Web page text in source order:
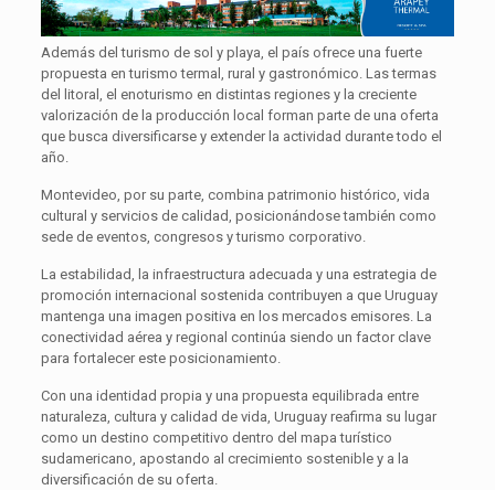
Además del turismo de sol y playa, el país ofrece una fuerte
propuesta en turismo termal, rural y gastronómico. Las termas
del litoral, el enoturismo en distintas regiones y la creciente
valorización de la producción local forman parte de una oferta
que busca diversificarse y extender la actividad durante todo el
año.
Montevideo, por su parte, combina patrimonio histórico, vida
cultural y servicios de calidad, posicionándose también como
sede de eventos, congresos y turismo corporativo.
La estabilidad, la infraestructura adecuada y una estrategia de
promoción internacional sostenida contribuyen a que Uruguay
mantenga una imagen positiva en los mercados emisores. La
conectividad aérea y regional continúa siendo un factor clave
para fortalecer este posicionamiento.
Con una identidad propia y una propuesta equilibrada entre
naturaleza, cultura y calidad de vida, Uruguay reafirma su lugar
como un destino competitivo dentro del mapa turístico
sudamericano, apostando al crecimiento sostenible y a la
diversificación de su oferta.